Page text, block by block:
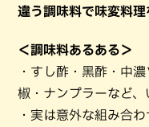
違う調味料で味変料理
＜調味料あるある＞
・すし酢・黑酢・中
椒・ナンプラーなど
・実は意外な組み合